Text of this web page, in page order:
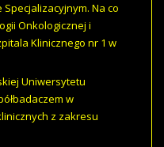
Na co
Onkologicznej i
Klinicznego nr 1 w
Uniwersytetu
w
z zakresu